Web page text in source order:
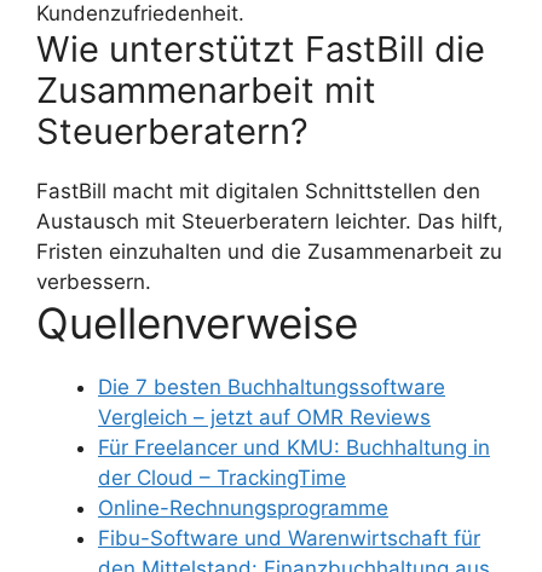
Kundenzufriedenheit.
Wie unterstützt FastBill die
Zusammenarbeit mit
Steuerberatern?
FastBill macht mit digitalen Schnittstellen den
Austausch mit Steuerberatern leichter. Das hilft,
Fristen einzuhalten und die Zusammenarbeit zu
verbessern.
Quellenverweise
Die 7 besten Buchhaltungssoftware
Vergleich – jetzt auf OMR Reviews
Für Freelancer und KMU: Buchhaltung in
der Cloud – TrackingTime
Online-Rechnungsprogramme
Fibu-Software und Warenwirtschaft für